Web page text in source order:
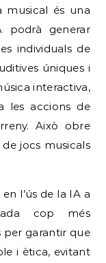
musical és una
podrà generar
individuals de
úniques i
interactiva,
les accions de
Això obre
jocs musicals
l’ús de la IA a
cop més
per garantir que
i ètica, evitant